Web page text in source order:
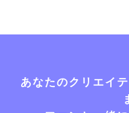
あなたのクリエイ